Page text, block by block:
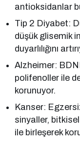
antioksidanlar
Tip 2 Diyabet:
düşük glisemik
duyarlılığını
Alzheimer:
polifenoller ile
korunuyor.
Kanser:
sinyaller,
ile birleşerek